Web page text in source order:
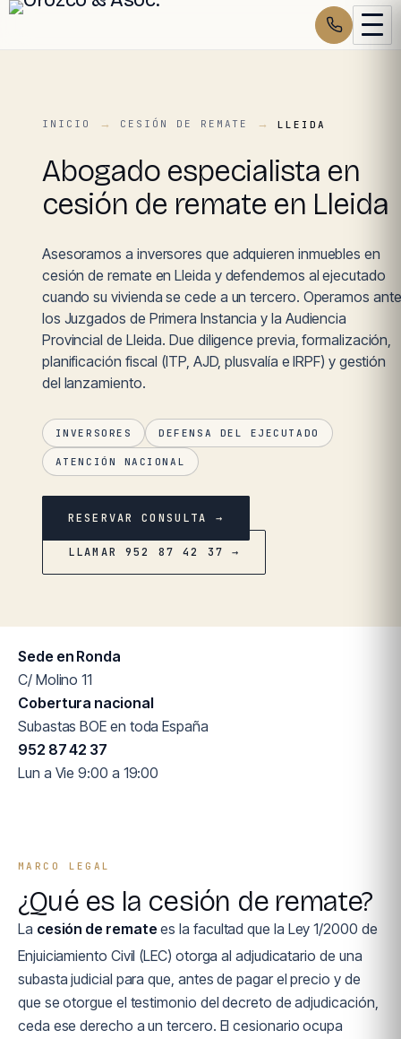
INICIO CESIÓN DE REMATE LLEIDA
Abogado especialista en
cesión de remate en Lleida
Asesoramos a inversores que adquieren inmuebles en
cesión de remate en Lleida y defendemos al ejecutado
cuando su vivienda se cede a un tercero. Operamos ante
los Juzgados de Primera Instancia y la Audiencia
Provincial de Lleida. Due diligence previa, formalización,
planificación fiscal (ITP, AJD, plusvalía e IRPF) y gestión
del lanzamiento.
INVERSORES DEFENSA DEL EJECUTADO
ATENCIÓN NACIONAL
RESERVAR CONSULTA →
LLAMAR 952 87 42 37 →
Sede en Ronda
C/ Molino 11
Cobertura nacional
Subastas BOE en toda España
952 87 42 37
Lun a Vie 9:00 a 19:00
MARCO LEGAL
¿Qué es la cesión de remate?
La cesión de remate es la facultad que la Ley 1/2000 de
Enjuiciamiento Civil (LEC) otorga al adjudicatario de una
subasta judicial para que, antes de pagar el precio y de
que se otorgue el testimonio del decreto de adjudicación,
ceda ese derecho a un tercero. El cesionario ocupa